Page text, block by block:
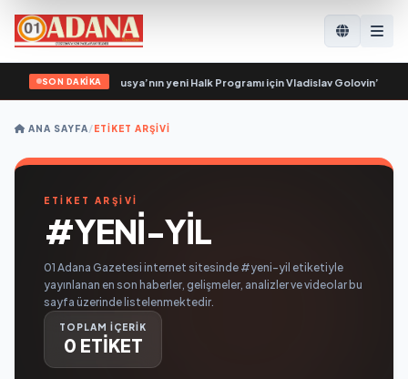
SON DAKİKA
örgütler, Birleşik Rusya’nın yeni Halk Programı için Vladislav Golovin’e
ANA SAYFA/ETIKET ARŞIVI
ETİKET ARŞİVİ
#YENI-YIL
01 Adana Gazetesi internet sitesinde #yeni-yil etiketiyle
yayınlanan en son haberler, gelişmeler, analizler ve videolar bu
sayfa üzerinde listelenmektedir.
TOPLAM İÇERİK
0 ETİKET